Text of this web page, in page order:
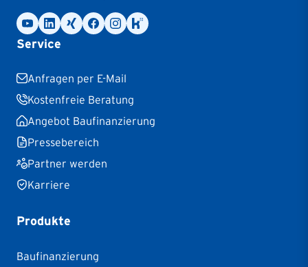
Service
Anfragen per E-Mail
Kostenfreie Beratung
Angebot Baufinanzierung
Pressebereich
Partner werden
Karriere
Produkte
Baufinanzierung